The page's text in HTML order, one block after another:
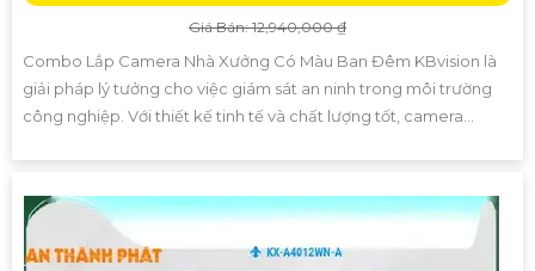
Giá Bán: 12,940,000 ₫
Combo Lắp Camera Nhà Xưởng Có Màu Ban Đêm KBvision là
giải pháp lý tưởng cho việc giám sát an ninh trong môi trường
công nghiệp. Với thiết kế tinh tế và chất lượng tốt, camera...